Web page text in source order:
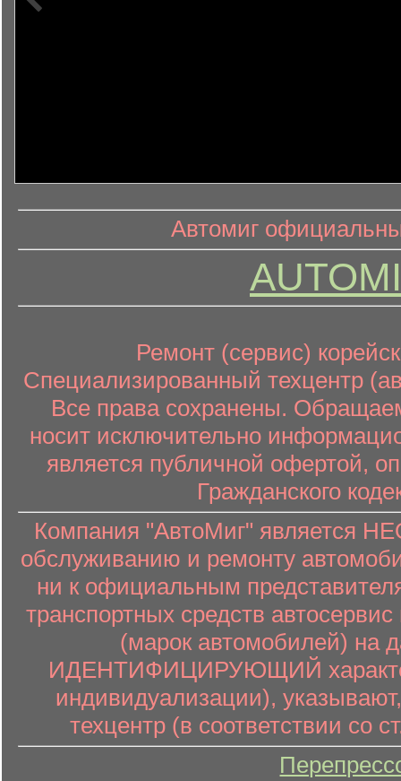
информационный контент
Автомиг
Ремонт (сервис)
Специализированный техцентр
Все права сохранены.
носит исключительно
является публичной офертой,
Гражданского
Компания "АвтоМиг" является
обслуживанию и ремонту
ни к официальным
транспортных средств
(марок автомобилей) на
ИДЕНТИФИЦИРУЮЩИЙ характер
индивидуализации),
техцентр (в соответствии со